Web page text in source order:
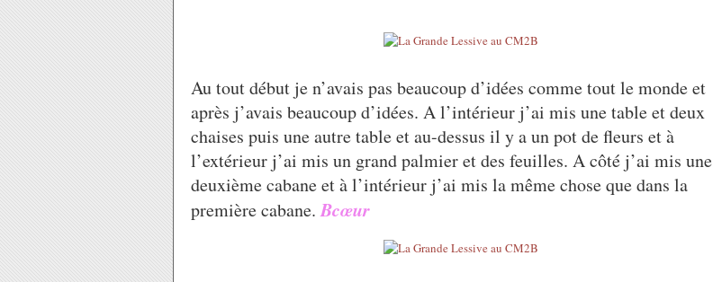
Au tout début je n’avais pas beaucoup d’idées comme tout le monde et
après j’avais beaucoup d’idées. A l’intérieur j’ai mis une table et deux
chaises puis une autre table et au-dessus il y a un pot de fleurs et à
l’extérieur j’ai mis un grand palmier et des feuilles. A côté j’ai mis une
deuxième cabane et à l’intérieur j’ai mis la même chose que dans la
première cabane.Bcœur